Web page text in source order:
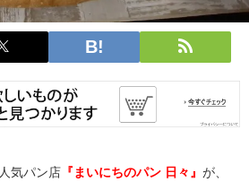
気パン店 『 まいにちのパン 日々 』 が、